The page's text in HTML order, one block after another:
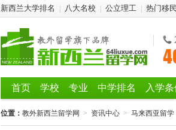
新西兰大学排名 八大名校 公立理工 热门移
首页 学校 专业 中学排名 入学
位置： 教外新西兰留学网 > 资讯中心 > 马来西亚留学